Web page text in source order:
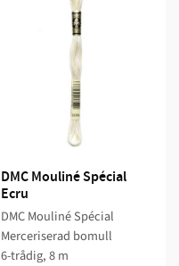
DMC Mouliné Spécial
Ecru
DMC Mouliné Spécial
Merceriserad bomull
6-trådig, 8 m